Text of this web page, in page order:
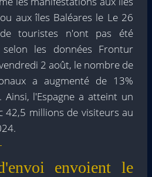
aux îles Baléares le Le 26
touristes n'ont pas été
les données Frontur
2 août, le nombre de
a augmenté de 13%
l'Espagne a atteint un
42,5 millions de visiteurs au
envoient le